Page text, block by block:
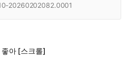
20260202082.0001
아 [스크롤]